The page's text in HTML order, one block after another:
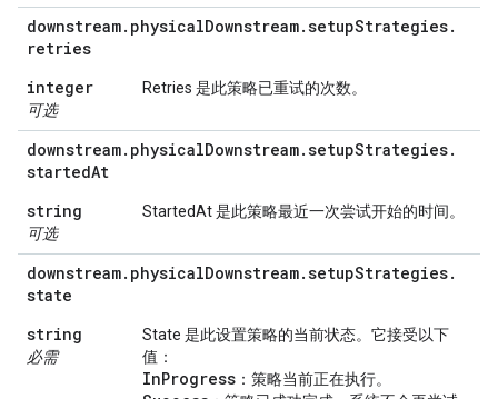
downstream. physicalDownstream.setupStrategies.
retries
integer
可选
Retries 是此策略已重试的次数。
downstream. physicalDownstream.setupStrategies.
startedAt
string
可选
StartedAt 是此策略最近一次尝试开始的时间。
downstream. physicalDownstream.setupStrategies.
state
string
必需
State 是此设置策略的当前状态。它接受以下
值：
InProgress ：策略当前正在执行。